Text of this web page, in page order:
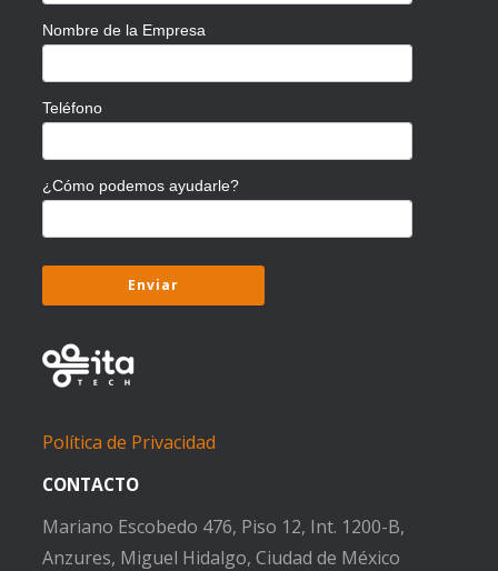
Nombre de la Empresa
Teléfono
¿Cómo podemos ayudarle?
Política de Privacidad
CONTACTO
Mariano Escobedo 476, Piso 12, Int. 1200-B,
Anzures, Miguel Hidalgo, Ciudad de México